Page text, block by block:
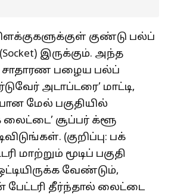
குண்டு பல்ப்
இருக்கும். அந்த
சாதாரண பழைய பல்ப்
அடாப்டரை’ மாட்டி,
மேல் பகுதியில்
சூப்பர் க்ளூ
(குறிப்பு: பக்
மாற்றும் மூடிப் பகுதி
வேண்டும்,
தீர்ந்தால் லைட்டை